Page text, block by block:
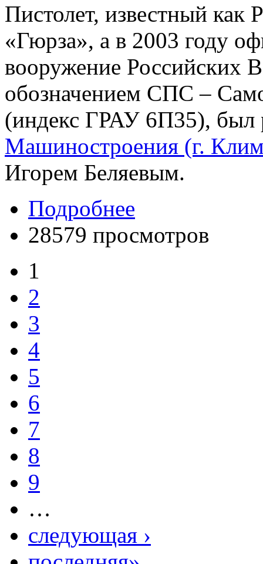
Пистолет, известный
«Гюрза», а в 2003 году
вооружение
обозначением СПС –
(индекс ГРАУ 6П35), был
Машиностроения (г.
Игорем Беляевым.
Подробнее
28579 просмотров
1
2
3
4
5
6
7
8
9
…
следующая ›